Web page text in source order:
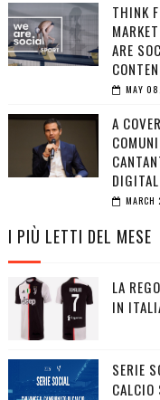
THINK
ARE
MAY
A
I PIÙ LETTI DEL MESE
LA
IN
SERIE
CALCIO